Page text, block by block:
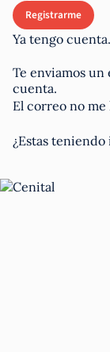
Ya tengo cuenta.
Te enviamos un
cuenta.
El correo no me
¿Estas